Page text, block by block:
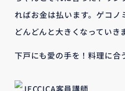
ればお金は払います。ゲコノ
どんどんと大きくなっていき
下戸にも愛の手を！料理に合